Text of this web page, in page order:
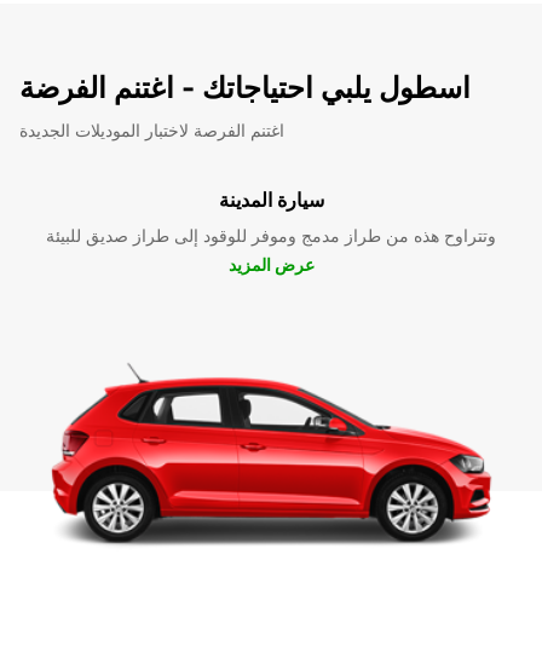
اسطول يلبي احتياجاتك - اغتنم الفرضة
اغتنم الفرصة لاختبار الموديلات الجديدة
سيارة المدينة
وتتراوح هذه من طراز مدمج وموفر للوقود إلى طراز صديق للبيئة
عرض المزيد